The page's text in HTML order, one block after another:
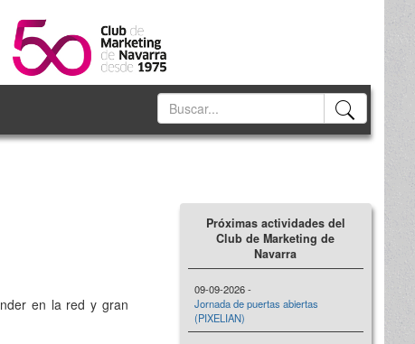
en la red y gran
Próximas actividades del
Club de Marketing de
Navarra
09-09-2026 -
Jornada de puertas abiertas
(PIXELIAN)